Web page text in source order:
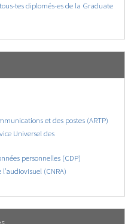
tes diplomés-es de la Graduate
et des postes (ARTP)
Universel des
personnelles (CDP)
(CNRA)